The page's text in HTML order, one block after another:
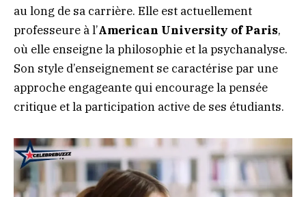
au long de sa carrière. Elle est actuellement
professeure à l’American University of Paris,
où elle enseigne la philosophie et la psychanalyse.
Son style d’enseignement se caractérise par une
approche engageante qui encourage la pensée
critique et la participation active de ses étudiants.